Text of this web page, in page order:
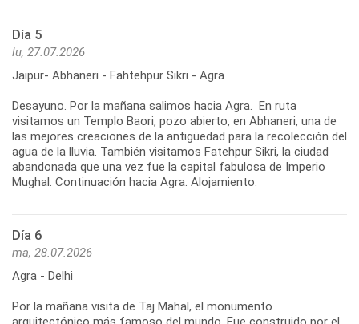
Día 5
lu, 27.07.2026
Jaipur- Abhaneri - Fahtehpur Sikri - Agra
Desayuno. Por la mañana salimos hacia Agra. En ruta
visitamos un Templo Baori, pozo abierto, en Abhaneri, una de
las mejores creaciones de la antigüedad para la recolección del
agua de la lluvia. También visitamos Fatehpur Sikri, la ciudad
abandonada que una vez fue la capital fabulosa de Imperio
Mughal. Continuación hacia Agra. Alojamiento.
Día 6
ma, 28.07.2026
Agra - Delhi
Por la mañana visita de Taj Mahal, el monumento